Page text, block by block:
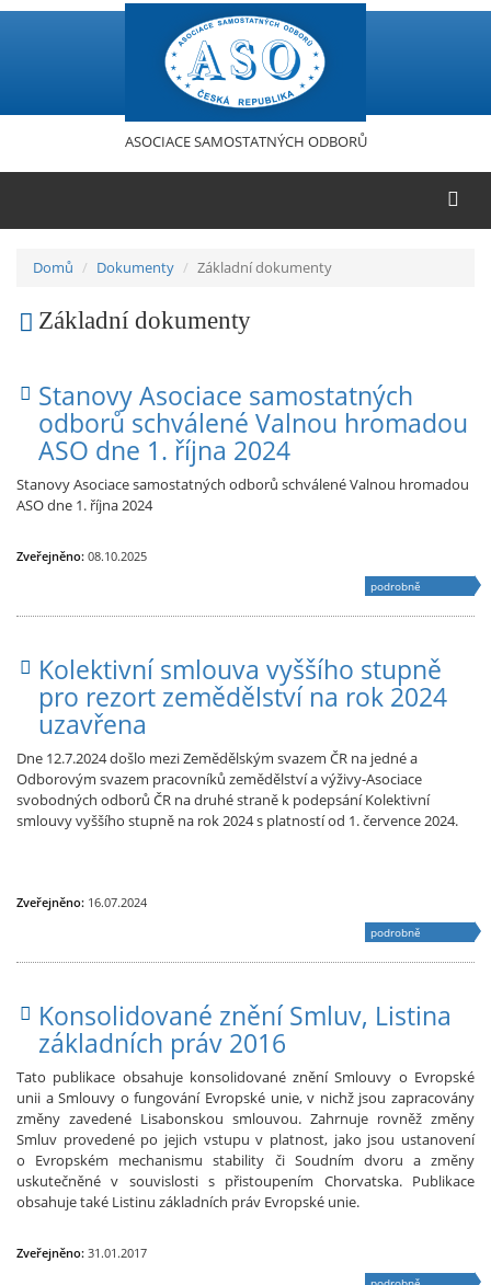
Přejít
ASOCIACE SAMOSTATNÝCH ODBORŮ
Domů Dokumenty Základní dokumenty
Základní dokumenty
Stanovy Asociace samostatných
odborů schválené Valnou hromadou
ASO dne 1. října 2024
Stanovy Asociace samostatných odborů schválené Valnou hromadou
ASO dne 1. října 2024
Zveřejněno: 08.10.2025
podrobně
Kolektivní smlouva vyššího stupně
pro rezort zemědělství na rok 2024
uzavřena
Dne 12.7.2024 došlo mezi Zemědělským svazem ČR na jedné a
Odborovým svazem pracovníků zemědělství a výživy-Asociace
svobodných odborů ČR na druhé straně k podepsání Kolektivní
smlouvy vyššího stupně na rok 2024 s platností od 1. července 2024.
Zveřejněno: 16.07.2024
podrobně
Konsolidované znění Smluv, Listina
základních práv 2016
Tato publikace obsahuje konsolidované znění Smlouvy o Evropské
unii a Smlouvy o fungování Evropské unie, v nichž jsou zapracovány
změny zavedené Lisabonskou smlouvou. Zahrnuje rovněž změny
Smluv provedené po jejich vstupu v platnost, jako jsou ustanovení
o Evropském mechanismu stability či Soudním dvoru a změny
uskutečněné v souvislosti s přistoupením Chorvatska. Publikace
obsahuje také Listinu základních práv Evropské unie.
Zveřejněno: 31.01.2017